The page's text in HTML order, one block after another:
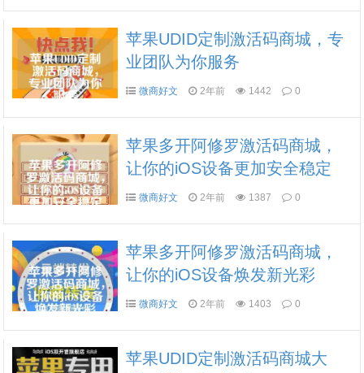
苹果UDID定制激活码商城，专
业团队为你服务
微商好文 2年前 1442 0
苹果多开阿修罗激活码商城，
让你的iOS设备更加安全稳定
微商好文 2年前 1387 0
苹果多开阿修罗激活码商城，
让你的iOS设备焕发新光彩
微商好文 2年前 1403 0
苹果UDID定制激活码商城大